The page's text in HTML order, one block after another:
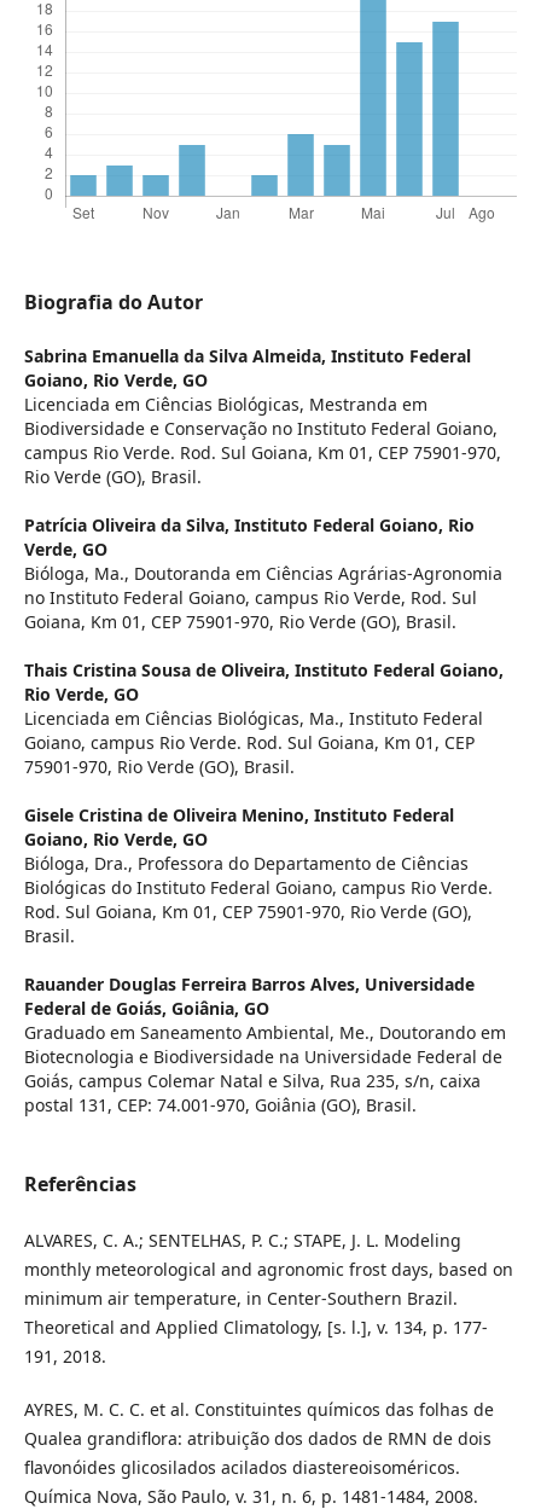
Biografia do Autor
Sabrina Emanuella da Silva Almeida, Instituto Federal
Goiano, Rio Verde, GO
Licenciada em Ciências Biológicas, Mestranda em
Biodiversidade e Conservação no Instituto Federal Goiano,
campus Rio Verde. Rod. Sul Goiana, Km 01, CEP 75901-970,
Rio Verde (GO), Brasil.
Patrícia Oliveira da Silva, Instituto Federal Goiano, Rio
Verde, GO
Bióloga, Ma., Doutoranda em Ciências Agrárias-Agronomia
no Instituto Federal Goiano, campus Rio Verde, Rod. Sul
Goiana, Km 01, CEP 75901-970, Rio Verde (GO), Brasil.
Thais Cristina Sousa de Oliveira, Instituto Federal Goiano,
Rio Verde, GO
Licenciada em Ciências Biológicas, Ma., Instituto Federal
Goiano, campus Rio Verde. Rod. Sul Goiana, Km 01, CEP
75901-970, Rio Verde (GO), Brasil.
Gisele Cristina de Oliveira Menino, Instituto Federal
Goiano, Rio Verde, GO
Bióloga, Dra., Professora do Departamento de Ciências
Biológicas do Instituto Federal Goiano, campus Rio Verde.
Rod. Sul Goiana, Km 01, CEP 75901-970, Rio Verde (GO),
Brasil.
Rauander Douglas Ferreira Barros Alves, Universidade
Federal de Goiás, Goiânia, GO
Graduado em Saneamento Ambiental, Me., Doutorando em
Biotecnologia e Biodiversidade na Universidade Federal de
Goiás, campus Colemar Natal e Silva, Rua 235, s/n, caixa
postal 131, CEP: 74.001-970, Goiânia (GO), Brasil.
Referências
ALVARES, C. A.; SENTELHAS, P. C.; STAPE, J. L. Modeling
monthly meteorological and agronomic frost days, based on
minimum air temperature, in Center-Southern Brazil.
Theoretical and Applied Climatology, [s. l.], v. 134, p. 177-
191, 2018.
AYRES, M. C. C. et al. Constituintes químicos das folhas de
Qualea grandiflora: atribuição dos dados de RMN de dois
flavonóides glicosilados acilados diastereoisoméricos.
Química Nova, São Paulo, v. 31, n. 6, p. 1481-1484, 2008.